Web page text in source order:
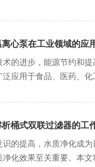
心泵在工业领域的应
的进步，能源节约和
应用于食品、医药、
桶式双联过滤器的工
识的提高，水质净化成
化效果至关重要。本